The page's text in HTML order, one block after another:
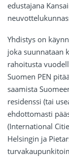
edustajana
Yhdistys on
joka suunnataan
rahoitusta
Suomen PEN
saamista
residenssi (tai
ehdottomasti
(International
Helsingin ja